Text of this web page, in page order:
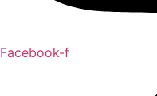
Facebook-f